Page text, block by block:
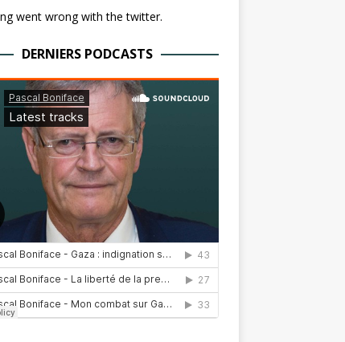
went wrong with the twitter.
DERNIERS PODCASTS